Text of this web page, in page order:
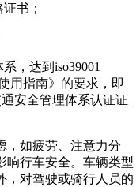
书；
，达到iso39001
用指南》的要求，即
安全管理体系认证证
，如疲劳、注意力分
响行车安全。车辆类型
，对驾驶或骑行人员的